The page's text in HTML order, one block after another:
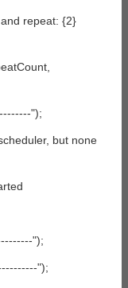
repeat: {2}
");
but none
");
");